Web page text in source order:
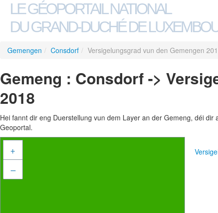
LE GÉOPORTAIL NATIONAL
DU GRAND-DUCHÉ DE
Gemengen / Consdorf / Versigelungsgrad vun den Gemengen
Gemeng : Consdorf ->
2018
Hei fannt dir eng Duerstellung vun dem Layer an der Gemeng, déi
Geoportal.
+
–